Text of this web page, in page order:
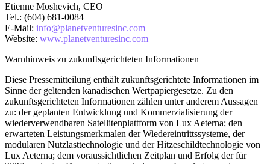
Etienne Moshevich, CEO
Tel.: (604) 681-0084
E-Mail: info@planetventuresinc.com
Website: www.planetventuresinc.com
Warnhinweis zu zukunftsgerichteten Informationen
Diese Pressemitteilung enthält zukunftsgerichtete Informationen im
Sinne der geltenden kanadischen Wertpapiergesetze. Zu den
zukunftsgerichteten Informationen zählen unter anderem Aussagen
zu: der geplanten Entwicklung und Kommerzialisierung der
wiederverwendbaren Satellitenplattform von Lux Aeterna; den
erwarteten Leistungsmerkmalen der Wiedereintrittssysteme, der
modularen Nutzlasttechnologie und der Hitzeschildtechnologie von
Lux Aeterna; dem voraussichtlichen Zeitplan und Erfolg der für